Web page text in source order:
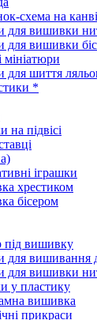
схема на
для вишивки
для вишивки
мініатюри
для шиття
*
на підвісі
іграшки
хрестиком
бісером
вишивку
для вишивання
для вишивки
у пластику
вишивка
прикраси